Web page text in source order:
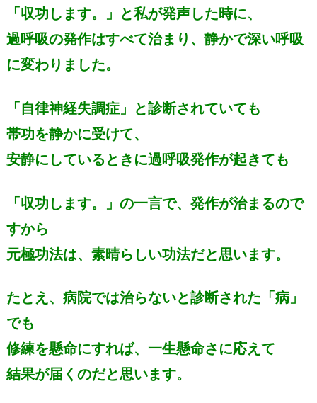
「収功します。」と私が発声した時に、
過呼吸の発作はすべて治まり、静かで深い呼吸
に変わりました。
「自律神経失調症」と診断されていても
帯功を静かに受けて、
安静にしているときに過呼吸発作が起きても
「収功します。」の一言で、発作が治まるので
すから
元極功法は、素晴らしい功法だと思います。
たとえ、病院では治らないと診断された「病」
でも
修練を懸命にすれば、一生懸命さに応えて
結果が届くのだと思います。